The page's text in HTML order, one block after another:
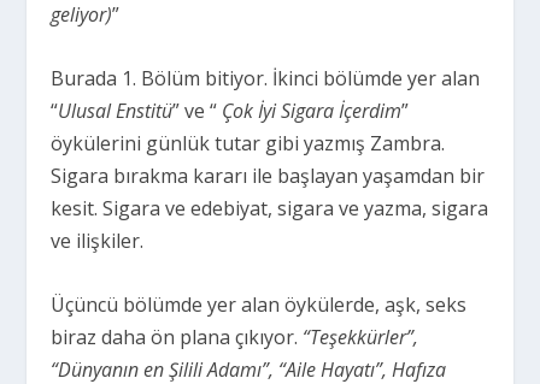
geliyor)”
Burada 1. Bölüm bitiyor. İkinci bölümde yer alan
“Ulusal Enstitü” ve “ Çok İyi Sigara İçerdim”
öykülerini günlük tutar gibi yazmış Zambra.
Sigara bırakma kararı ile başlayan yaşamdan bir
kesit. Sigara ve edebiyat, sigara ve yazma, sigara
ve ilişkiler.
Üçüncü bölümde yer alan öykülerde, aşk, seks
biraz daha ön plana çıkıyor. “Teşekkürler”,
“Dünyanın en Şilili Adamı”, “Aile Hayatı”, Hafıza